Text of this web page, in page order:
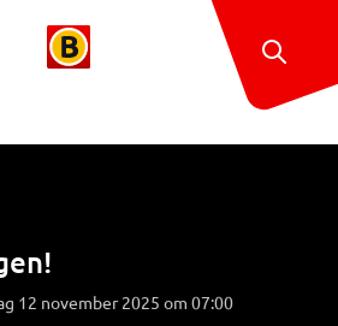
12 november 2025 om 07:00